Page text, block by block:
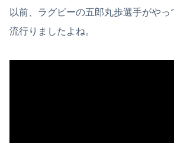
以前、ラグビーの五郎丸歩選手がや
流行りましたよね。